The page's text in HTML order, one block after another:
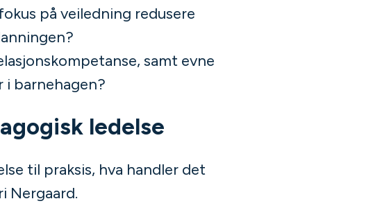
på veiledning redusere
samt evne
i barnehagen?
ledelse
til praksis, hva handler det
Nergaard.